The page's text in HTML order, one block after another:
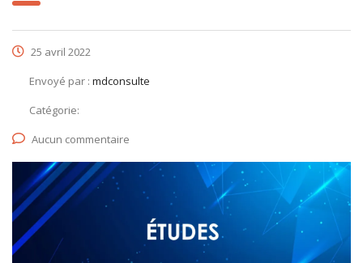
25 avril 2022
Envoyé par : mdconsulte
Catégorie:
Aucun commentaire